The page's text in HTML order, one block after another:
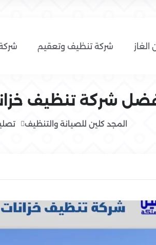
الغاز شركة تنظيف وتعقيم
شركة تنظيف
المجد كلين للصيانة والتنظيف